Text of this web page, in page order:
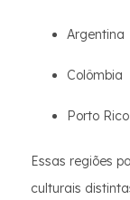
Argentina
Colômbia
Porto Rico
Essas regiões
culturais